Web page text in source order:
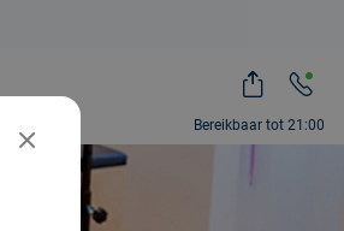
Bereikbaar tot 21:00